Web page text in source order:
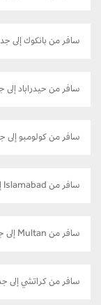
سافر من بانكوك إلى جدة
سافر من حيدراباد إلى جدة
سافر من كولومبو إلى جدة
سافر من Islamabad إلى جدة
سافر من Multan إلى جدة
سافر من كراتشي إلى جدة